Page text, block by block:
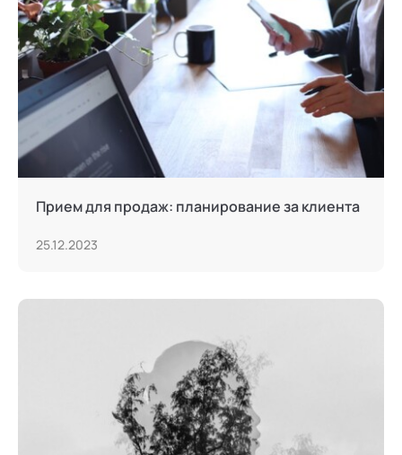
Прием для продаж: планирование за клиента
25.12.2023